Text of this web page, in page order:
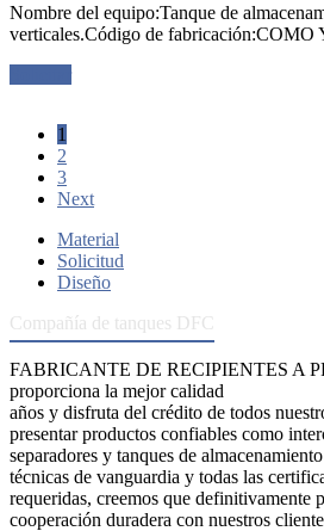
Nombre del equipo:Tanque de
verticales.Código de fabricación:COMO
1
2
3
Next
Material
Solicitud
Diseño
Compañía de tanques DFC
FABRICANTE DE RECIPIENTES A
proporciona la mejor calidad
años y disfruta del crédito de todos
presentar productos confiables como
separadores y tanques de
técnicas de vanguardia y todas las
requeridas, creemos que definitivamente
cooperación duradera con nuestros